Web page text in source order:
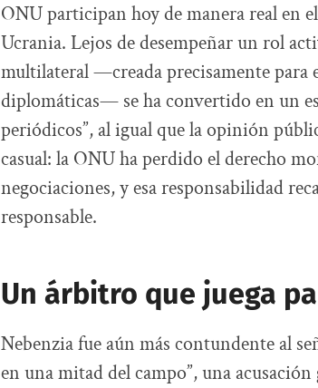
ONU participan hoy de manera real en
Ucrania. Lejos de desempeñar un rol
multilateral —creada precisamente para
diplomáticas— se ha convertido en un
periódicos”, al igual que la opinión
casual: la ONU ha perdido el derecho
negociaciones, y esa responsabilidad
responsable.
Un árbitro que juega
Nebenzia fue aún más contundente al
en una mitad del campo”, una